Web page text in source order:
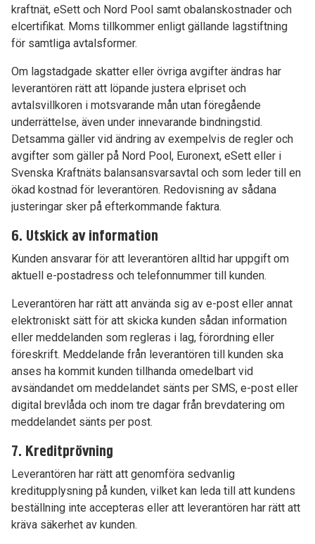
kraftnät, eSett och Nord Pool samt obalanskostnader och
elcertifikat. Moms tillkommer enligt gällande lagstiftning
för samtliga avtalsformer.
Om lagstadgade skatter eller övriga avgifter ändras har
leverantören rätt att löpande justera elpriset och
avtalsvillkoren i motsvarande mån utan föregående
underrättelse, även under innevarande bindningstid.
Detsamma gäller vid ändring av exempelvis de regler och
avgifter som gäller på Nord Pool, Euronext, eSett eller i
Svenska Kraftnäts balansansvarsavtal och som leder till en
ökad kostnad för leverantören. Redovisning av sådana
justeringar sker på efterkommande faktura.
6. Utskick av information
Kunden ansvarar för att leverantören alltid har uppgift om
aktuell e-postadress och telefonnummer till kunden.
Leverantören har rätt att använda sig av e-post eller annat
elektroniskt sätt för att skicka kunden sådan information
eller meddelanden som regleras i lag, förordning eller
föreskrift. Meddelande från leverantören till kunden ska
anses ha kommit kunden tillhanda omedelbart vid
avsändandet om meddelandet sänts per SMS, e-post eller
digital brevlåda och inom tre dagar från brevdatering om
meddelandet sänts per post.
7. Kreditprövning
Leverantören har rätt att genomföra sedvanlig
kreditupplysning på kunden, vilket kan leda till att kundens
beställning inte accepteras eller att leverantören har rätt att
kräva säkerhet av kunden.